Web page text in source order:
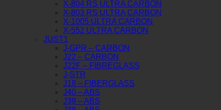
X-804 RS ULTRA CARBON
X-803 RS ULTRA CARBON
X-1005 ULTRA CARBON
X-552 ULTRA CARBON
JUST1
J-GPR – CARBON
J22 – CARBON
J22F – FIBREGLASS
J-STR
J18 – FIBERGLASS
J40 – ABS
J39 – ABS